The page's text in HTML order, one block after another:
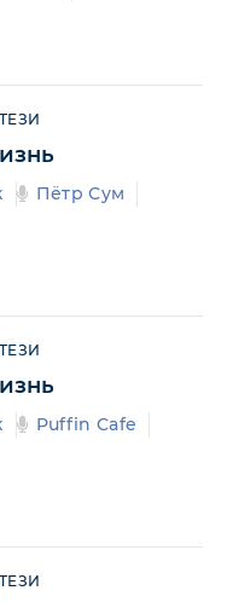
Пётр Сум
Puffin Cafe